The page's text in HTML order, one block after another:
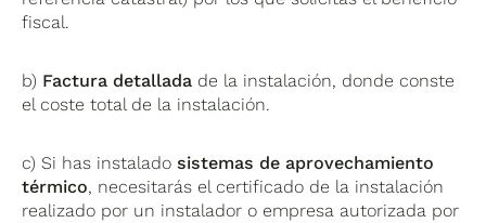
fiscal.
b) Factura detallada de la instalación, donde conste
el coste total de la instalación.
c) Si has instaladosistemas de aprovechamiento
térmico, necesitarás el certificado de la instalación
realizado por un instalador o empresa autorizada por